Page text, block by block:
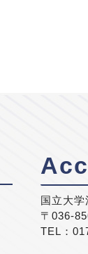
国立大
〒036-
TEL：